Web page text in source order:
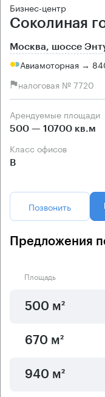
Бизнес-центр
Соколиная
Москва, шоссе
Авиамоторная →
налоговая № 7720
Арендуемые площади
500 — 10700 кв.м
Класс офисов
B
Позвонить
Предложения
Площадь
500 м²
670 м²
940 м²